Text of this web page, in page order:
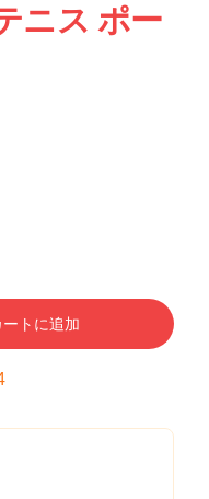
ニス ポー
ートに追加